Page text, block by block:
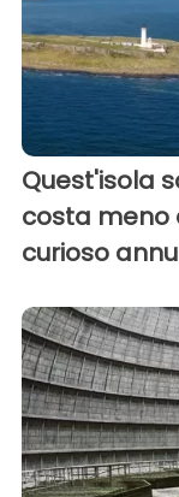
Quest'isola
costa meno
curioso